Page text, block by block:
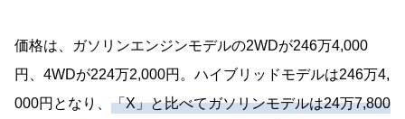
価格は、ガソリンエンジンモデルの2WDが246万4,000
円、4WDが224万2,000円。ハイブリッドモデルは246万4,
000円となり、 「X」と比べてガソリンモデルは24万7,800